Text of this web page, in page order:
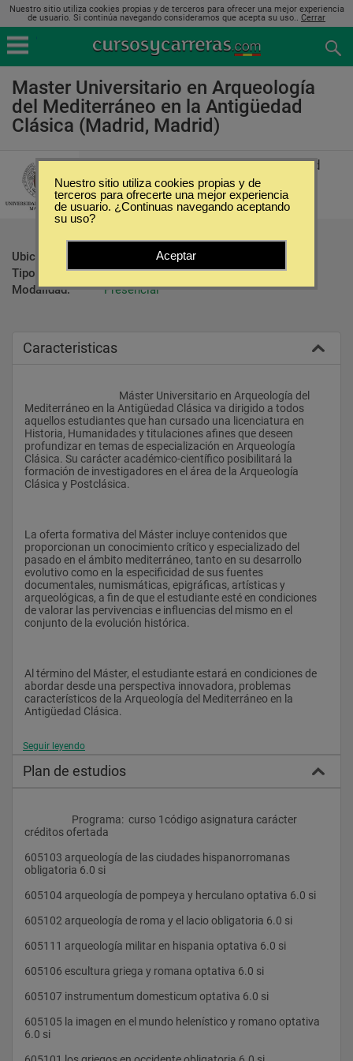
Nuestro sitio utiliza cookies propias y de terceros para ofrecer una mejor experiencia
de usuario. Si continúa navegando consideramos que acepta su uso.. Cerrar
Master Universitario en Arqueología
del Mediterráneo en la Antigüedad
Clásica (Madrid, Madrid)
Universidad Complutense de Madrid
Ubicación:
Madrid - Madrid
Tipo:
Maestrías
Modalidad:
Presencial
Caracteristicas
Mediterráneo en la Antigüedad Clásica va dirigido a todos
aquellos estudiantes que han cursado una licenciatura en
Historia, Humanidades y titulaciones afines que deseen
profundizar en temas de especialización en Arqueología
Clásica. Su carácter académico-científico posibilitará la
formación de investigadores en el área de la Arqueología
Clásica y Postclásica.
La oferta formativa del Máster incluye contenidos que
proporcionan un conocimiento crítico y especializado del
pasado en el ámbito mediterráneo, tanto en su desarrollo
evolutivo como en la especificidad de sus fuentes
documentales, numismáticas, epigráficas, artísticas y
arqueológicas, a fin de que el estudiante esté en condiciones
de valorar las pervivencias e influencias del mismo en el
conjunto de la evolución histórica.
Al término del Máster, el estudiante estará en condiciones de
abordar desde una perspectiva innovadora, problemas
característicos de la Arqueología del Mediterráneo en la
Antigüedad Clásica.
elaborar Trabajos y Memorias de Investigación y Tesis
Doctorales.
•Mejorar la capacidad del alumnado para el ejercicio
profesional en los diferentes ámbitos de la Arqueología
Clásica, que podría desarrollar en la Enseñanza, la
Investigación, así como en Instituciones públicas o privadas.
¿Por qué estudiar este Máster en la Universidad Complutense?
•Por la experiencia investigadora de los profesores
encargados de asumir las enseñanzas del Máster, ya que
todos ellos forman parte de relevantes grupos y proyectos de
investigación arqueológica, tanto en España como en Europa.
•Por la amplia y cualificada experiencia docente del
profesorado del Departamento de Ciencias y Técnicas
Historiográficas y Arqueología de la UCM, que asume la
enseñanza del Máster.
Seguir leyendo
Plan de estudios
créditos ofertada
605103 arqueología de las ciudades hispanorromanas
obligatoria 6.0 si
605104 arqueología de pompeya y herculano optativa 6.0 si
605102 arqueología de roma y el lacio obligatoria 6.0 si
605111 arqueología militar en hispania optativa 6.0 si
605106 escultura griega y romana optativa 6.0 si
605107 instrumentum domesticum optativa 6.0 si
605105 la imagen en el mundo helenístico y romano optativa
6.0 si
Nuestro sitio utiliza cookies propias y de
terceros para ofrecerte una mejor experiencia
de usuario. ¿Continuas navegando aceptando
su uso?
Aceptar